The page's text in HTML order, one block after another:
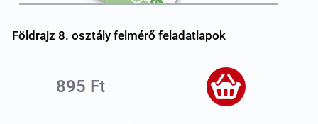
Földrajz 8. osztály felmérő feladatlapok
895 Ft